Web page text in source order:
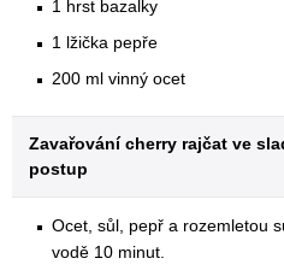
1 hrst bazalky
1 lžička pepře
200 ml vinný ocet
Zavařování cherry rajčat ve
postup
Ocet, sůl, pepř a rozemletou
vodě 10 minut.